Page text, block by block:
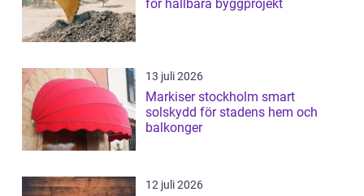
för hållbara byggprojekt
13 juli 2026
Markiser stockholm smart
solskydd för stadens hem och
balkonger
12 juli 2026